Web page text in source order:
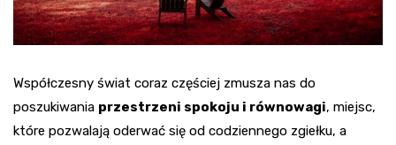
Współczesny świat coraz częściej zmusza nas do
poszukiwania przestrzeni spokoju i równowagi, miejsc,
które pozwalają oderwać się od codziennego zgiełku, a